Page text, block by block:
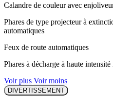
Calandre de couleur avec
Phares de type projecteur à
automatiques
Feux de route automatiques
Phares à décharge à haute intensité
Voir plus Voir moins
DIVERTISSEMENT